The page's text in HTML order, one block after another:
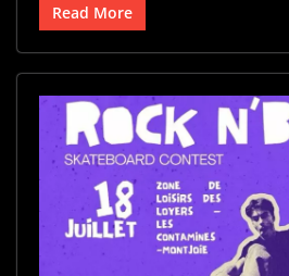
Read More